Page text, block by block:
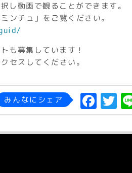
し動画で観ることができます。
ンチュ」をご覧ください。
も募集しています！
セスしてください。
みんなにシェア F
a
c
T
w
it